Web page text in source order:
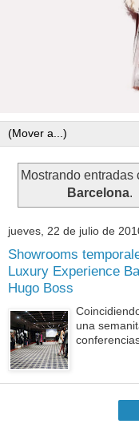
Mostrando entradas
Barcelona.
jueves, 22 de julio de
Showrooms
Luxury Experience
Hugo Boss
una